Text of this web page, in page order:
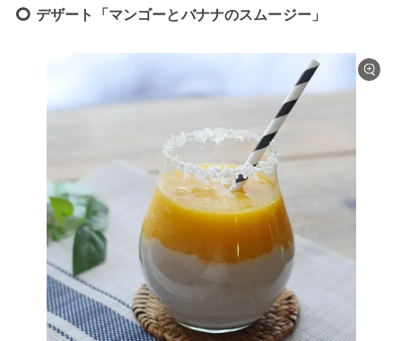
デザート「マンゴーとバナナのスムージー」